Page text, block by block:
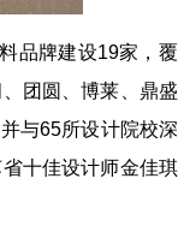
品牌建设19家，
团圆、博莱、鼎
与65所设计院校
十佳设计师金佳琪